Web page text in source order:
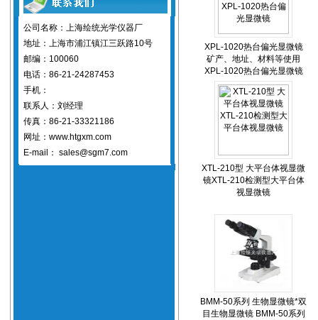
公司名称：上海绘统光学仪器厂
地址：上海市浦江镇江三跃路10号
邮编：100060
电话：86-21-24287453
手机：
联系人：刘经理
传真：86-21-33321186
网址：www.htgxm.com
E-mail： sales@sgm7.com
XPL-1020热台偏光显微镜
矿产、地址、材料等使用
XPL-1020热台偏光显微镜
XTL-210型 大平台体视显微
镜XTL-210检测型大平台体
视显微镜
BMM-50系列 生物显微镜*双
目生物显微镜 BMM-50系列